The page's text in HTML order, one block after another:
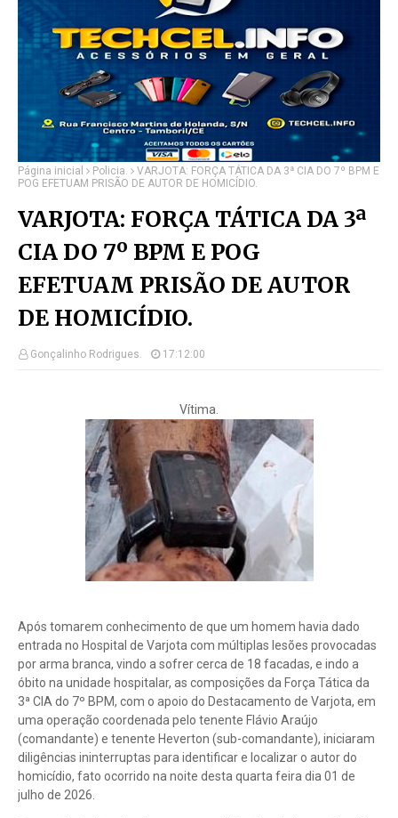
Página inicial Policia.
VARJOTA: FORÇA TÁTICA DA 3ª CIA DO 7º BPM E
POG EFETUAM PRISÃO DE AUTOR DE HOMICÍDIO.
VARJOTA: FORÇA TÁTICA DA 3ª
CIA DO 7º BPM E POG
EFETUAM PRISÃO DE AUTOR
DE HOMICÍDIO.
Gonçalinho Rodrigues. 17:12:00
Vítima.
Após tomarem conhecimento de que um homem havia dado
entrada no Hospital de Varjota com múltiplas lesões provocadas
por arma branca, vindo a sofrer cerca de 18 facadas, e indo a
óbito na unidade hospitalar, as composições da Força Tática da
3ª CIA do 7º BPM, com o apoio do Destacamento de Varjota, em
uma operação coordenada pelo tenente Flávio Araújo
(comandante) e tenente Heverton (sub-comandante), iniciaram
diligências ininterruptas para identificar e localizar o autor do
homicídio, fato ocorrido na noite desta quarta feira dia 01 de
julho de 2026.